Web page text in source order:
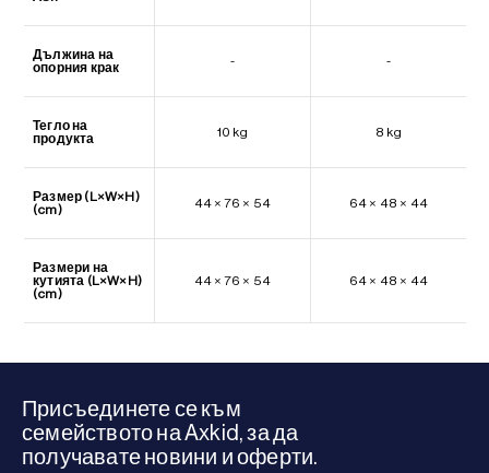
Дължина на
опорния крак
- -
Тегло на
продукта
10 kg 8 kg
Размер (L×W×H)
(cm)
44 × 76 × 54 64 × 48 × 44
Размери на
кутията (L×W×H)
(cm)
44 × 76 × 54 64 × 48 × 44
Присъединете се към
семейството на Axkid, за да
получавате новини и оферти.